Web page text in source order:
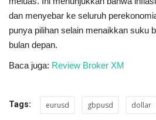
dan menyebar ke seluruh
punya pilihan selain menaikkan suku
bulan depan.
Baca juga: Review Broker XM
Tags: eurusd gbpusd dollar